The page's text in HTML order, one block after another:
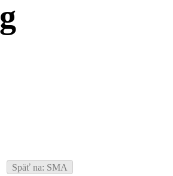
Späť na: SMA